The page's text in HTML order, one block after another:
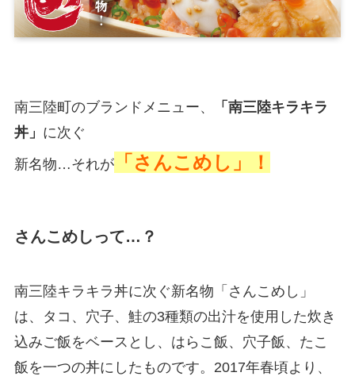
南三陸町のブランドメニュー、
「南三陸キラキラ
丼」 に次ぐ
新名物…それが「さんこめし」！
さんこめしって…？
南三陸キラキラ丼に次ぐ新名物「さんこめし」
は、タコ、穴子、鮭の3種類の出汁を使用した炊き
込みご飯をベースとし、はらこ飯、穴子飯、たこ
飯を一つの丼にしたものです。2017年春頃より、